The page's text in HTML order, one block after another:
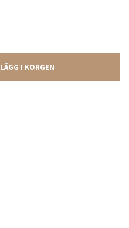
LÄGG I KORGEN